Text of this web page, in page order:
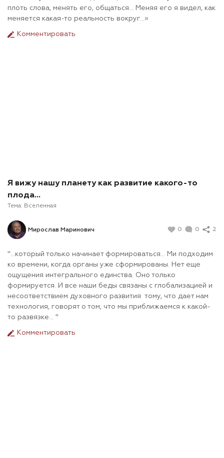
плоть слова, менять его, общаться... Меняя его я видел, как
меняется какая-то реальность вокруг...»
Комментировать
Я вижу нашу планету как развитие какого-то
плода…
Тема: Вселенная
Мирослав Маринович 0 0 2
"...который только начинает формироваться... Ми подходим
ко времени, когда органы уже сформированы. Нет еще
ощущения интегрального единства. Оно только
формируется. И все наши беды связаны с глобализацией и
несоответствием духовного развития тому, что дает нам
технология, говорят о том, что мы приближаемся к какой-
то развязке... "
Комментировать